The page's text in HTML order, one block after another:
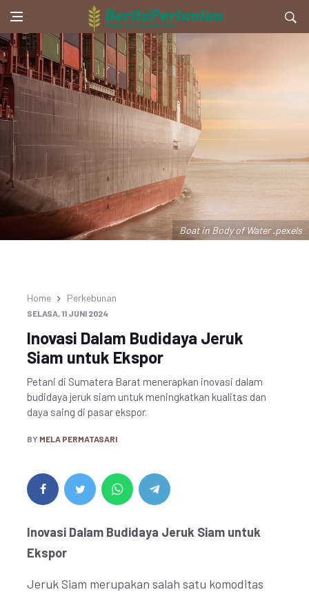
Boat in Body of Water .pexels
Home Perkebunan
SELASA, 11 JUNI 2024
Inovasi Dalam Budidaya Jeruk
Siam untuk Ekspor
Petani di Sumatera Barat menerapkan inovasi dalam
budidaya jeruk siam untuk meningkatkan kualitas dan
daya saing di pasar ekspor.
BY MELA PERMATASARI
Inovasi Dalam Budidaya Jeruk Siam untuk
Ekspor
Jeruk Siam merupakan salah satu komoditas